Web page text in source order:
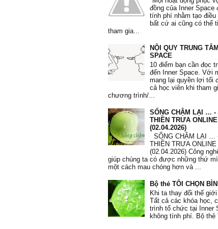
Phi Yến, 36 tuổi
"Tôi học được nhiều phương
nâng cao lòng quí trọng bản
dụng phương pháp 10’ mỗi sáng
Tôi biết đối mặt với những thất bại,
biếm và những thói quen xấu. Tôi
chăm sóc bản thân."
Mạnh Hà, 26 tuổi
"Từ khi tham gia khoá học, em
sâu sắc hơn mình đang tự huỷ
thui chột đi những giá trị vốn có
Qua các bài tập, các tấm thẻ giá
thuật toán, trắc nghiệm, em hiểu
thân và thôi không lo lắng về
đồng của Inner Space
tính phí nhằm tạo điều
bất cứ ai cũng có thể
tham gia...
NỘI QUY TRUNG
SPACE
10 điểm bạn cần đọc
đến Inner Space. Với
mang lại quyền lợi tối
cả học viên khi tham
chương trình/...
SỐNG CHẬM LẠI … -
THIỀN TRƯA ONLINE
(02.04.2026)
SỐNG CHẬM LẠI …
THIỀN TRƯA ONLINE
(02.04.2026) Công
giúp chúng ta có được những thứ
một cách mau chóng hơn và ...
Bộ thẻ TÔI CHỌN
Khi ta thay đổi thế giới
Tất cả các khóa học,
trình tổ chức tại Inner
không tính phí. Bộ thẻ